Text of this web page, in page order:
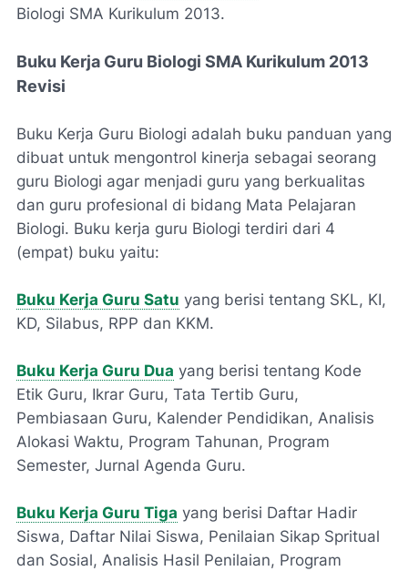
Biologi SMA Kurikulum 2013.
Buku Kerja Guru Biologi SMA Kurikulum 2013
Revisi
Buku Kerja Guru Biologi adalah buku panduan yang
dibuat untuk mengontrol kinerja sebagai seorang
guru Biologi agar menjadi guru yang berkualitas
dan guru profesional di bidang Mata Pelajaran
Biologi. Buku kerja guru Biologi terdiri dari 4
(empat) buku yaitu:
Buku Kerja Guru Satu yang berisi tentang SKL, KI,
KD, Silabus, RPP dan KKM.
Buku Kerja Guru Dua yang berisi tentang Kode
Etik Guru, Ikrar Guru, Tata Tertib Guru,
Pembiasaan Guru, Kalender Pendidikan, Analisis
Alokasi Waktu, Program Tahunan, Program
Semester, Jurnal Agenda Guru.
Buku Kerja Guru Tiga yang berisi Daftar Hadir
Siswa, Daftar Nilai Siswa, Penilaian Sikap Spritual
dan Sosial, Analisis Hasil Penilaian, Program